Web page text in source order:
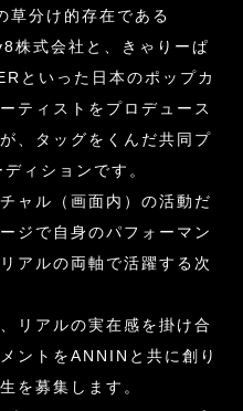
草分け的存在である
式会社と、きゃりーぱ
といった日本のポップカ
ティストをプロデュース
、タッグをくんだ共同プ
ィションです。
ャル（画面内）の活動だ
ジで自身のパフォーマン
アルの両軸で活躍する次
リアルの実在感を掛け合
ントをANNINと共に創り
を募集します。